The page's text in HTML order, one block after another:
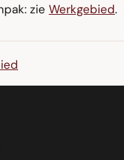
zie Werkgebied.